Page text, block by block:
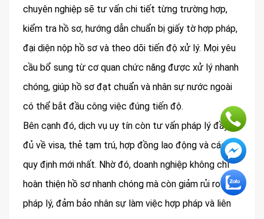
chuyên nghiệp sẽ tư vấn chi tiết từng trường hợp,
kiểm tra hồ sơ, hướng dẫn chuẩn bị giấy tờ hợp pháp,
đại diện nộp hồ sơ và theo dõi tiến độ xử lý. Mọi yêu
cầu bổ sung từ cơ quan chức năng được xử lý nhanh
chóng, giúp hồ sơ đạt chuẩn và nhân sự nước ngoài
có thể bắt đầu công việc đúng tiến độ.
Bên cạnh đó, dịch vụ uy tín còn tư vấn pháp lý đầy
đủ về visa, thẻ tạm trú, hợp đồng lao động và các
quy định mới nhất. Nhờ đó, doanh nghiệp không chỉ
hoàn thiện hồ sơ nhanh chóng mà còn giảm rủi ro
pháp lý, đảm bảo nhân sự làm việc hợp pháp và liên